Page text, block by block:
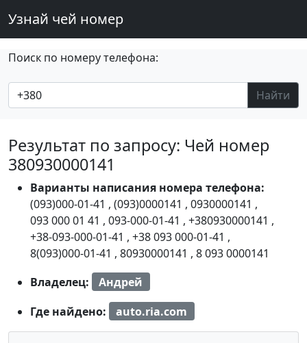
Узнай чей номер
Поиск по номеру телефона:
Найти
Результат по запросу: Чей номер
380930000141
Варианты написания номера телефона:
(093)000-01-41 , (093)0000141 , 0930000141 ,
093 000 01 41 , 093-000-01-41 , +380930000141 ,
+38-093-000-01-41 , +38 093 000-01-41 ,
8(093)000-01-41 , 80930000141 , 8 093 0000141
Владелец:
Андрей
Где найдено:
auto.ria.com